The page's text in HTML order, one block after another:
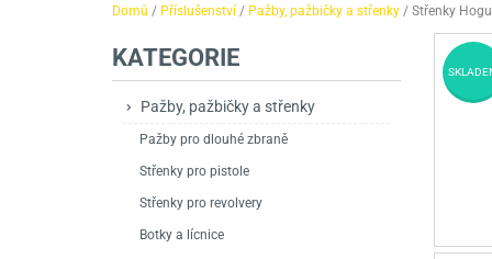
Vzduchovky Vzduchovky na
Příslušenství pro
Vzduchovky PCP
Vzduchové pistole a revolveryPříslušenství
Plynové pistole a revolvery
Perkusní zbraně
Nože
Puškohledy
Dalekohledy a
Kolimátory, lasery
Domů / Příslušenství / Pažby, pažbičky a střenky / Střenky
KATEGORIE
Pažby, pažbičky a střenky
Pažby pro dlouhé zbraně
Střenky pro pistole
Střenky pro revolvery
Botky a lícnice